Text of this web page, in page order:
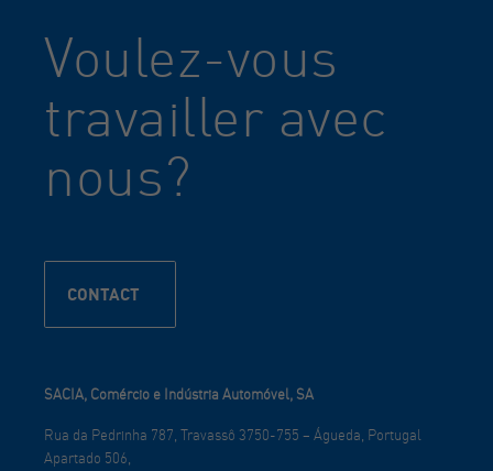
Voulez-vous
travailler avec
nous?
CONTACT
SACIA, Comércio e Indústria Automóvel, SA
Rua da Pedrinha 787, Travassô 3750-755 – Águeda, Portugal
Apartado 506,